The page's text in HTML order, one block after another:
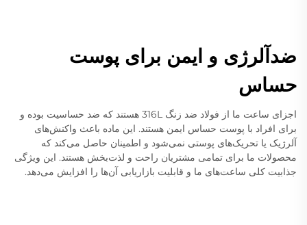
ضدآلرژی و ایمن برای پوست
حساس
اجزای ساعت ما از فولاد ضد زنگ 316L هستند که ضد حساسیت بوده و
برای افراد با پوست حساس ایمن هستند. این ماده باعث واکنش‌های
آلرژیک یا تحریک‌های پوستی نمی‌شود و اطمینان حاصل می‌کند که
محصولات ما برای تمامی مشتریان راحت و لذت‌بخش هستند. این ویژگی
جذابیت کلی ساعت‌های ما و قابلیت بازاریابی آن‌ها را افزایش می‌دهد.